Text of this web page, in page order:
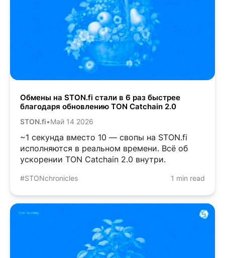
Обмены на STON.fi стали в 6 раз быстрее
благодаря обновлению TON Catchain 2.0
STON.fi•Май 14 2026
~1 секунда вместо 10 — свопы на STON.fi
исполняются в реальном времени. Всё об
ускорении TON Catchain 2.0 внутри.
#STONchronicles 1 min read